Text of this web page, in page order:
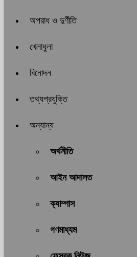
অপরাধ ও দুর্ণীতি
খেলাধুলা
বিনোদন
তথ্যপ্রযুক্তি
অন্যান্য
অর্থনীতি
আইন আদালত
ক্যাম্পাস
গণমাধ্যম